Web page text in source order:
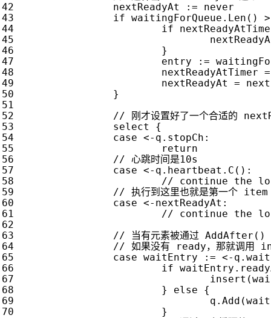
nextReadyAt :=
never
if waitingForQueue . Len ()
>
if
}
entry
:=
nextReadyAtTimer =
nextReadyAt
=
}
select
{
case <- q . stopCh :
return
case <- q . heartbeat . C ():
case <- nextReadyAt :
case waitEntry := <- q .
if waitEntry .
insert (
}
else
{
q . Add (
}